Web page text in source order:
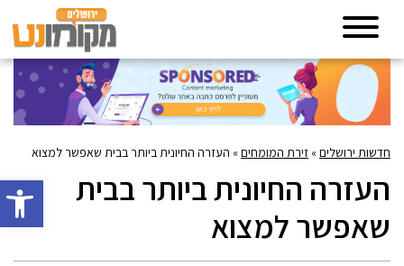
פתח
חדשות ירושלים» זירת המומחים» העזרה החיונית ביותר בבית שאפשר למצוא
העזרה החיונית ביותר בבית
שאפשר למצוא